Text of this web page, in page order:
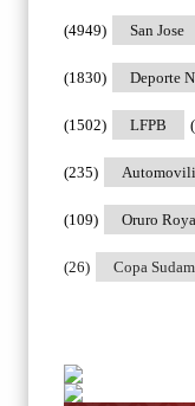
San Jose
(4949)
Deporte
(1830)
LFPB
(1502)
(235)
Oruro
(109)
Copa
(26)